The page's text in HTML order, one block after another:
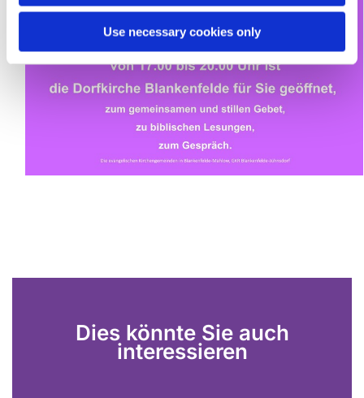
Use necessary cookies only
Dies könnte Sie auch
interessieren